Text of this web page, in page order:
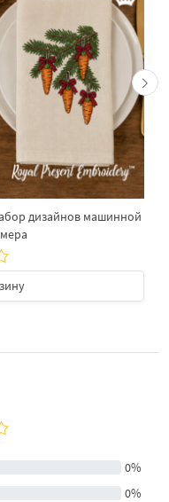
дизайнов машинной
0%
0%